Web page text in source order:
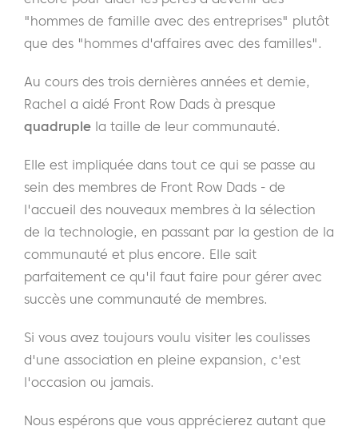
"hommes de famille avec des entreprises" plutôt
que des "hommes d'affaires avec des familles".
Au cours des trois dernières années et demie,
Rachel a aidé Front Row Dads à presque
quadruple la taille de leur communauté.
Elle est impliquée dans tout ce qui se passe au
sein des membres de Front Row Dads - de
l'accueil des nouveaux membres à la sélection
de la technologie, en passant par la gestion de la
communauté et plus encore. Elle sait
parfaitement ce qu'il faut faire pour gérer avec
succès une communauté de membres.
Si vous avez toujours voulu visiter les coulisses
d'une association en pleine expansion, c'est
l'occasion ou jamais.
Nous espérons que vous apprécierez autant que